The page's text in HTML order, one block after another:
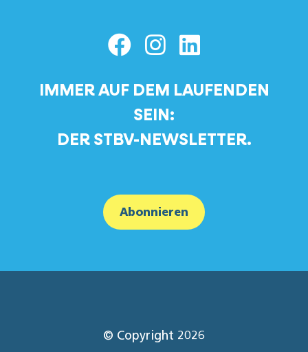
IMMER AUF DEM LAUFENDEN
SEIN:
DER STBV-NEWSLETTER.
Abonnieren
© Copyright 2026